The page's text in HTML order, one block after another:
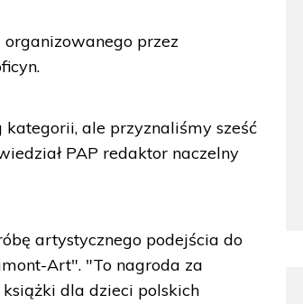
organizowanego przez
ale przyznaliśmy sześć
PAP redaktor naczelny
artystycznego podejścia do
Art". "To nagroda za
książki dla dzieci polskich